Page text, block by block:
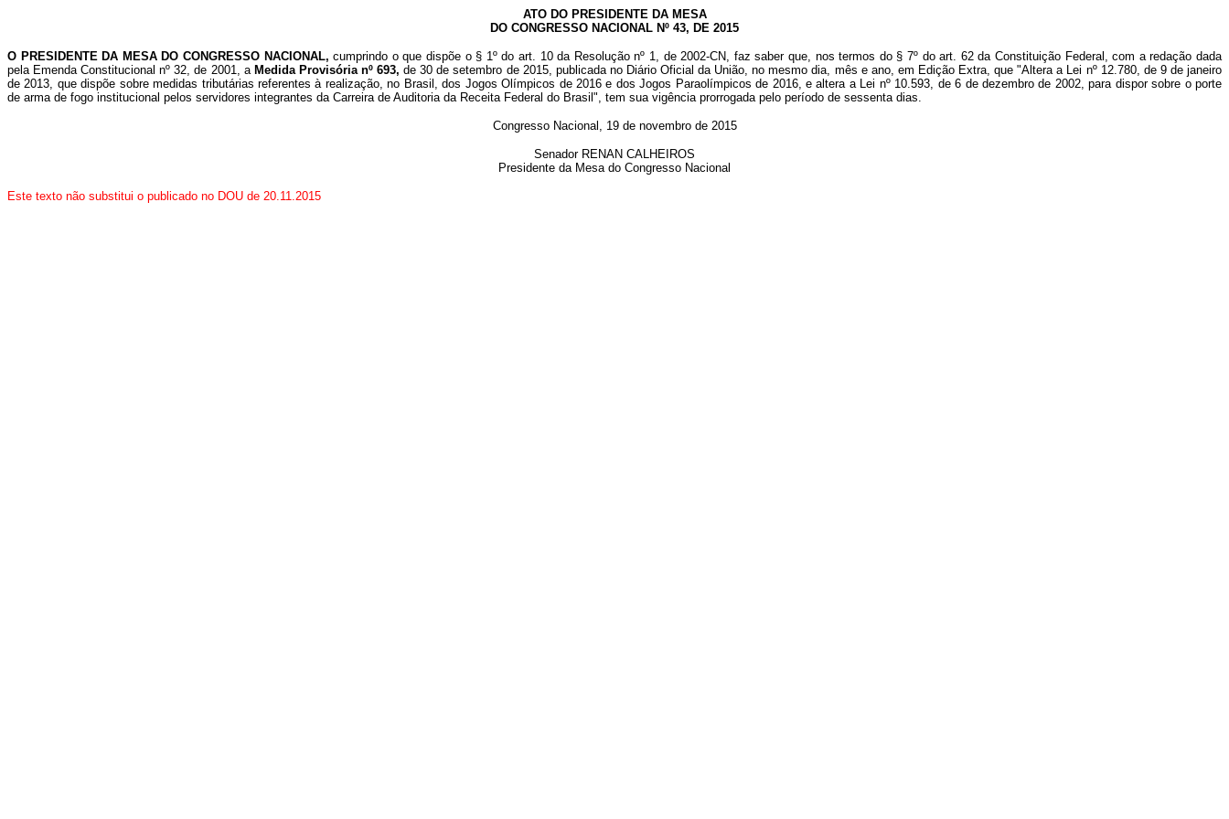
ATO DO PRESIDENTE DA MESA
DO CONGRESSO NACIONAL Nº 43, DE 2015
O PRESIDENTE DA MESA DO CONGRESSO NACIONAL,cumprindo o que dispõe o § 1º do art. 10 da Resolução nº 1, de 2002-CN, faz saber que, nos termos do § 7º do art. 62 da Constituição Federal, com a redação dada
pela Emenda Constitucional nº 32, de 2001, a Medida Provisória nº 693,de 30 de setembro de 2015, publicada no Diário Oficial da União, no mesmo dia, mês e ano, em Edição Extra, que "Altera a Lei nº 12.780, de 9 de janeiro
de 2013, que dispõe sobre medidas tributárias referentes à realização, no Brasil, dos Jogos Olímpicos de 2016 e dos Jogos Paraolímpicos de 2016, e altera a Lei nº 10.593, de 6 de dezembro de 2002, para dispor sobre o porte
de arma de fogo institucional pelos servidores integrantes da Carreira de Auditoria da Receita Federal do Brasil", tem sua vigência prorrogada pelo período de sessenta dias.
Congresso Nacional, 19 de novembro de 2015
Senador RENAN CALHEIROS
Presidente da Mesa do Congresso Nacional
Este texto não substitui o publicado no DOU de 20.11.2015